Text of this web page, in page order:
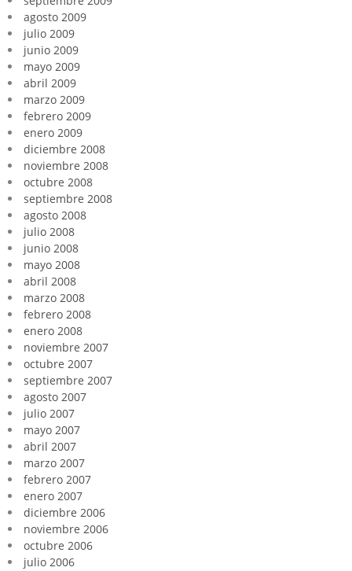
agosto 2009
julio 2009
junio 2009
mayo 2009
abril 2009
marzo 2009
febrero 2009
enero 2009
diciembre 2008
noviembre 2008
octubre 2008
septiembre 2008
agosto 2008
julio 2008
junio 2008
mayo 2008
abril 2008
marzo 2008
febrero 2008
enero 2008
noviembre 2007
octubre 2007
septiembre 2007
agosto 2007
julio 2007
mayo 2007
abril 2007
marzo 2007
febrero 2007
enero 2007
diciembre 2006
noviembre 2006
octubre 2006
julio 2006